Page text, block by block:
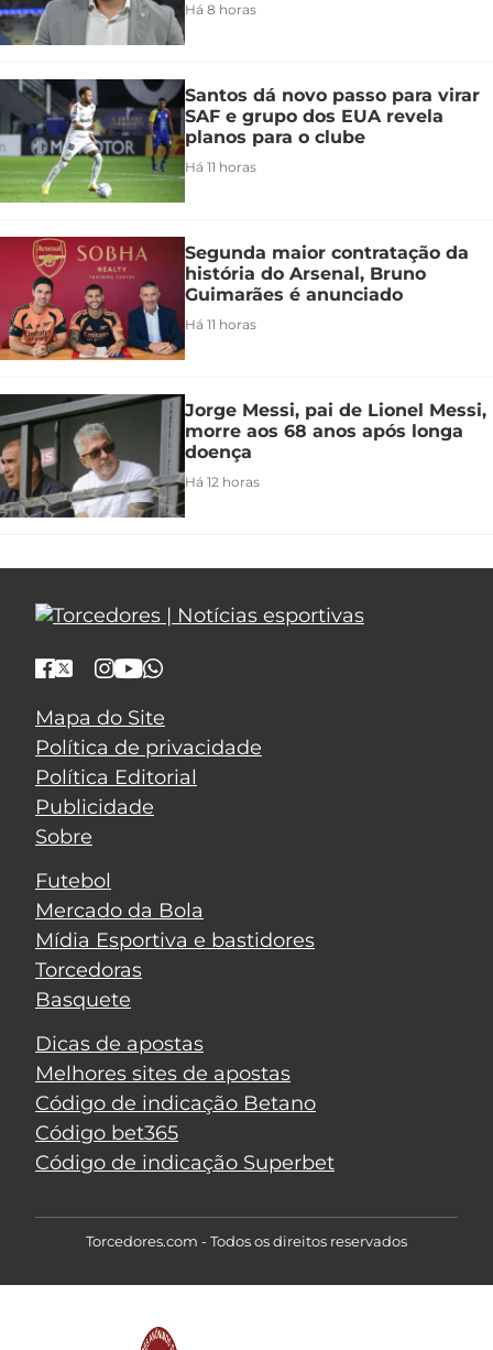
Há 8 horas
Santos dá novo passo para virar
SAF e grupo dos EUA revela
planos para o clube
Há 11 horas
Segunda maior contratação da
história do Arsenal, Bruno
Guimarães é anunciado
Há 11 horas
Jorge Messi, pai de Lionel Messi,
morre aos 68 anos após longa
doença
Há 12 horas
Mapa do Site
Política de privacidade
Política Editorial
Publicidade
Sobre
Futebol
Mercado da Bola
Mídia Esportiva e bastidores
Torcedoras
Basquete
Dicas de apostas
Melhores sites de apostas
Código de indicação Betano
Código bet365
Código de indicação Superbet
Torcedores.com - Todos os direitos reservados